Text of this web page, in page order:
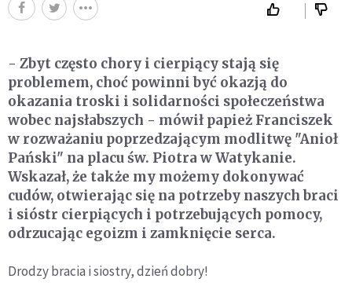
- Zbyt często chory i cierpiący stają się
problemem, choć powinni być okazją do
okazania troski i solidarności społeczeństwa
wobec najsłabszych - mówił papież Franciszek
w rozważaniu poprzedzającym modlitwę "Anioł
Pański" na placu św. Piotra w Watykanie.
Wskazał, że także my możemy dokonywać
cudów, otwierając się na potrzeby naszych braci
i sióstr cierpiących i potrzebujących pomocy,
odrzucając egoizm i zamknięcie serca.
Drodzy bracia i siostry, dzień dobry!